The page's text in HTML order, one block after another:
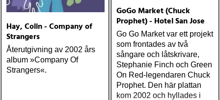
Hay, Colin - Company of
Strangers
Återutgivning av 2002 års
album »Company Of
Strangers«.
GoGo Market (Chuck
Prophet) - Hotel San Jose
Go Go Market var ett projekt
som frontades av två
sångare och låtskrivare,
Stephanie Finch och Green
On Red-legendaren Chuck
Prophet. Den här plattan
kom 2002 och hyllades i